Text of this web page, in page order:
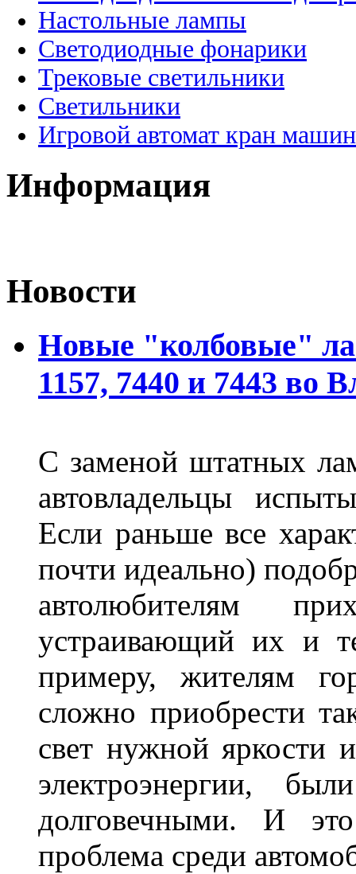
Настольные лампы
Светодиодные фонарики
Трековые светильники
Светильники
Игровой автомат кран
Информация
Новости
Новые "колбовые"
1157, 7440 и 7443 во
С заменой штатных
автовладельцы
Если раньше все
почти идеально)
автолюбителям
устраивающий их и
примеру, жителям
сложно приобрести
свет нужной яркости
электроэнергии,
долговечными. И
проблема среди